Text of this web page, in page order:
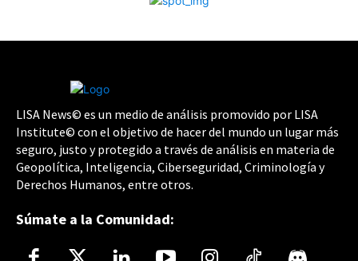
LISA News© es un medio de análisis promovido por LISA
Institute© con el objetivo de hacer del mundo un lugar más
seguro, justo y protegido a través de análisis en materia de
Geopolítica, Inteligencia, Ciberseguridad, Criminología y
Derechos Humanos, entre otros.
Súmate a la Comunidad: